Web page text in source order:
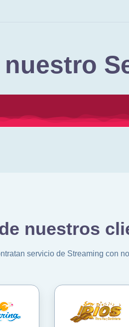
nuestro
nuestros
servicio de Streaming con